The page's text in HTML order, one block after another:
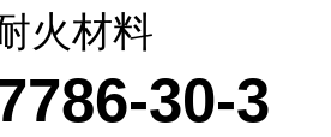
火材料
30-3